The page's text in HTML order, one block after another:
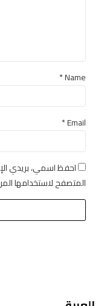
Name
*
Email
*
احفظ اسمي، بريدي
المتصفح لاستخدامها